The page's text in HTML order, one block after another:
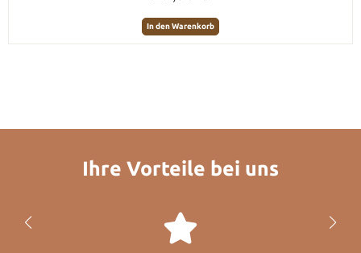
In den Warenkorb
Ihre Vorteile bei uns